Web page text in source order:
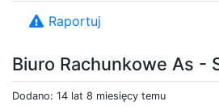
Biuro Rachunkowe As -
Dodano: 14 lat 8 miesięcy temu
Raportuj